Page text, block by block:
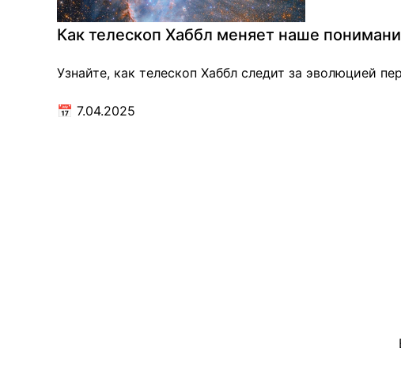
Как телескоп Хаббл меняет наше
Узнайте, как телескоп Хаббл следит за эволюцией
📅 7.04.2025